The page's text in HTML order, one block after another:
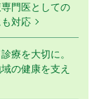
門医としての
対応
療を大切に。
の健康を支え